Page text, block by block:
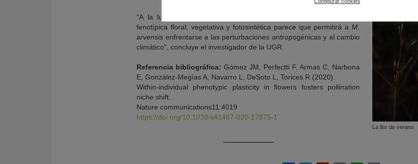
La flor de verano.
“A la luz de nuestro trabajo, podemos afirmar que la plasticidad
fenotípica floral, vegetativa y fotosintética parece que permitirá a M.
arvensis enfrentarse a las perturbaciones antropogénicas y al cambio
climático”, concluye el investigador de la UGR.
Referencia bibliográfica: Gómez JM, Perfectti F, Armas C, Narbona
E, González-Megías A, Navarro L, DeSoto L, Torices R (2020).
Within-individual phenotypic plasticity in flowers fosters pollination
niche shift.
Nature communications11:4019
https://doi.org/10.1038/s41467-020-17875-1